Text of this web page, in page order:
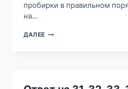
пробирки в правильном
на…
ДАЛЕЕ ОТВЕТ
40